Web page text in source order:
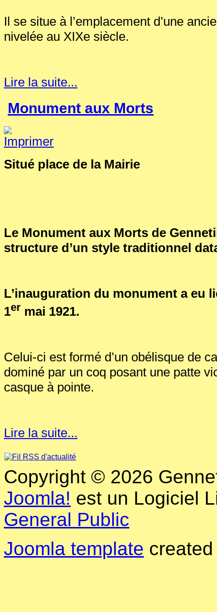
Il se situe à l’emplacement d’une
nivelée au XIXe siècle.
Lire la suite...
Monument aux Morts
Situé place de la Mairie
Le Monument aux Morts de
structure d’un style traditionnel
L’inauguration du monument a eu
1er mai 1921.
Celui-ci est formé d’un obélisque de
dominé par un coq posant une patte
casque à pointe.
Lire la suite...
Copyright © 2026
Joomla! est un Logiciel
General Public
Joomla template